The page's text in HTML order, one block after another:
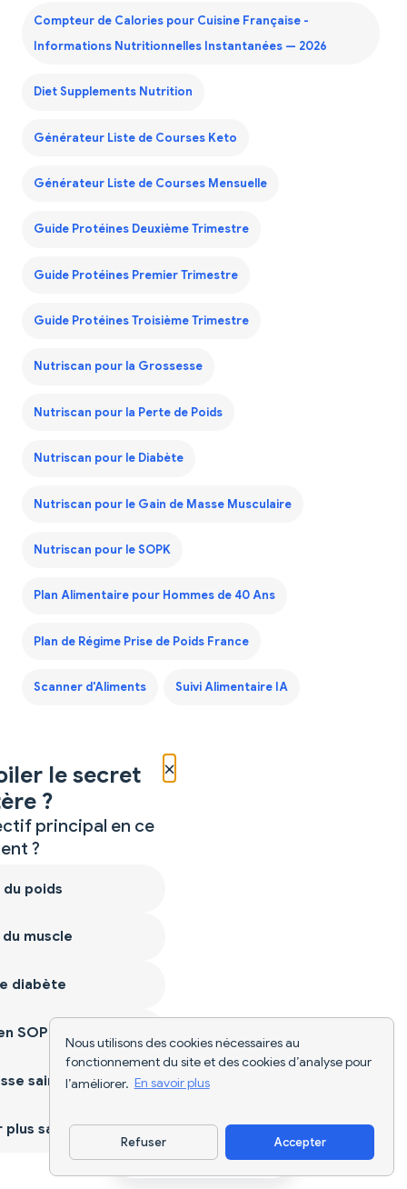
Nous utilisons des cookies nécessaires au
fonctionnement du site et des cookies d’analyse pour
l’améliorer. En savoir plus
Refuser Accepter
Compteur de Calories pour Cuisine Française -
Informations Nutritionnelles Instantanées — 2026
Diet Supplements Nutrition
Générateur Liste de Courses Keto
Générateur Liste de Courses Mensuelle
Guide Protéines Deuxième Trimestre
Guide Protéines Premier Trimestre
Guide Protéines Troisième Trimestre
Nutriscan pour la Grossesse
Nutriscan pour la Perte de Poids
Nutriscan pour le Diabète
Nutriscan pour le Gain de Masse Musculaire
Nutriscan pour le SOPK
Plan Alimentaire pour Hommes de 40 Ans
Plan de Régime Prise de Poids France
Scanner d'Aliments Suivi Alimentaire IA
Télécharger l'appli
×
le secret
?
principal en ce
?
poids
muscle
diabète
SOPK
saine
sain